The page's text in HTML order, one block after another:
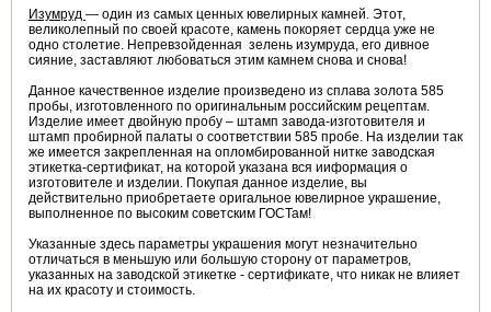
Изумруд — один из самых ценных ювелирных камней. Этот,
великолепный по своей красоте, камень покоряет сердца уже не
одно столетие. Непревзойденная зелень изумруда, его дивное
сияние, заставляют любоваться этим камнем снова и снова!
Данное качественное изделие произведено из сплава золота 585
пробы, изготовленного по оригинальным российским рецептам.
Изделие имеет двойную пробу – штамп завода-изготовителя и
штамп пробирной палаты о соответствии 585 пробе. На изделии так
же имеется закрепленная на опломбированной нитке заводская
этикетка-сертификат, на которой указана вся ииформация о
изготовителе и изделии. Покупая данное изделие, вы
действительно приобретаете оригальное ювелирное украшение,
выполненное по высоким советским ГОСТам!
Указанные здесь параметры украшения могут незначительно
отличаться в меньшую или большую сторону от параметров,
указанных на заводской этикетке - сертификате, что никак не влияет
на их красоту и стоимость.